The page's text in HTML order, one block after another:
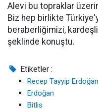
Alevi bu topraklar
Biz hep birlikte
beraberliğimizi,
şeklinde konuştu.
Etiketler :
Recep Tayyip Erdoğan
Erdoğan
Bitlis